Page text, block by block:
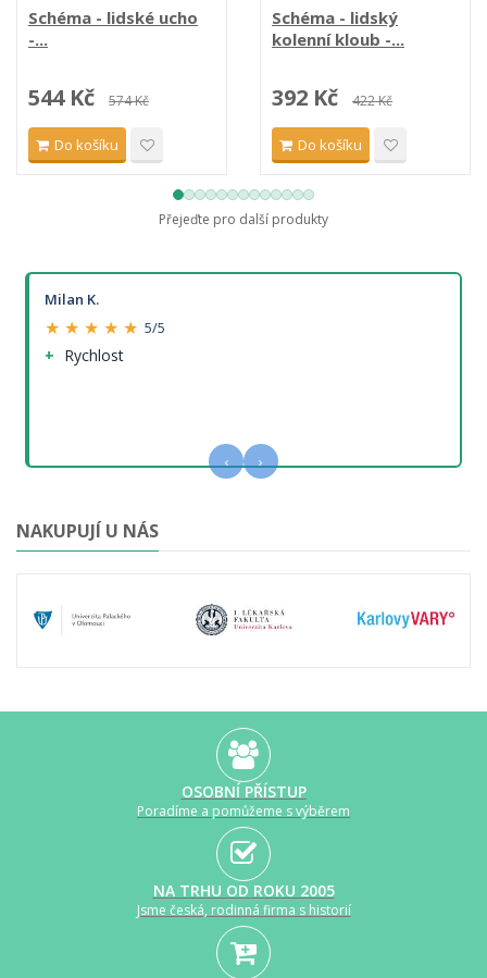
Schéma - lidské ucho
-...
544 Kč 574 Kč
Do košíku
Schéma - lidský
kolenní kloub -...
392 Kč 422 Kč
Do košíku
Přejeďte pro další produkty
Milan K.
★ ★ ★ ★ ★ 5/5
Rychlost
‹ ›
NAKUPUJÍ U NÁS
OSOBNÍ PŘÍSTUP
Poradíme a pomůžeme s výběrem
NA TRHU OD ROKU 2005
Jsme česká, rodinná firma s historií